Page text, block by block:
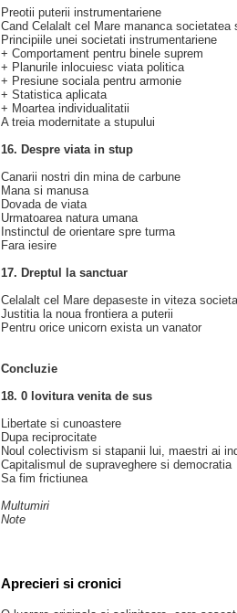
Preotii puterii instrumentariene
Cand Celalalt cel Mare mananca societatea
Principiile unei societati instrumentariene
+ Comportament pentru binele suprem
+ Planurile inlocuiesc viata politica
+ Presiune sociala pentru armonie
+ Statistica aplicata
+ Moartea individualitatii
A treia modernitate a stupului
16. Despre viata in stup
Canarii nostri din mina de carbune
Mana si manusa
Dovada de viata
Urmatoarea natura umana
Instinctul de orientare spre turma
Fara iesire
17. Dreptul la sanctuar
Celalalt cel Mare depaseste in viteza
Justitia la noua frontiera a puterii
Pentru orice unicorn exista un vanator
Concluzie
18. 0 lovitura venita de sus
Libertate si cunoastere
Dupa reciprocitate
Noul colectivism si stapanii lui, maestri ai
Capitalismul de supraveghere si democratia
Sa fim frictiunea
Multumiri
Note
Aprecieri si cronici